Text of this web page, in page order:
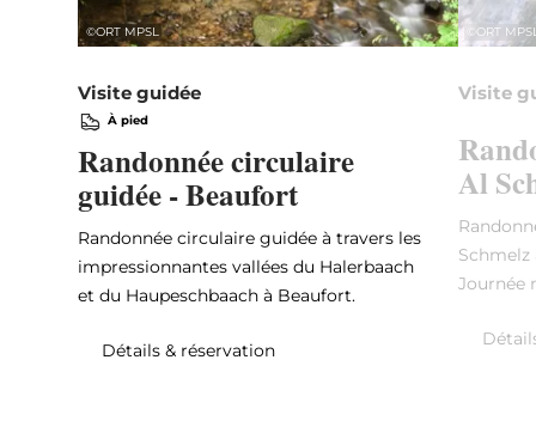
©ORT MPSL
Visite guidée
À pied
Randonnée circulaire
guidée - Beaufort
Randonnée circulaire guidée à travers les
impressionnantes vallées du Halerbaach
et du Haupeschbaach à Beaufort.
Détails & réservation
ORT
Visite
Al
Schmelz
Journée